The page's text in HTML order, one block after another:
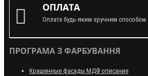
ОПЛАТА
Оплата будь-яким зручним способом
ПРОГРАМА З ФАРБУВАННЯ
Крашенные фасады МДФ описание